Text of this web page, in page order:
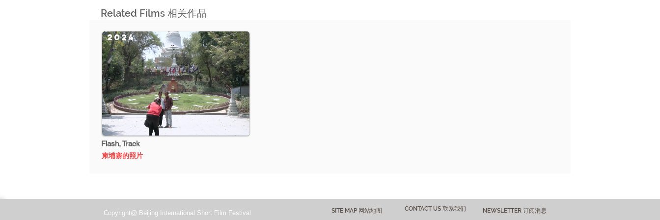
Related Films 相关作品
2024
Flash, Track
柬埔寨的照片
Copyright@ Beijing International Short Film Festival SITE MAP 网站地图 CONTACT US 联系我们 NEWSLETTER 订阅消息